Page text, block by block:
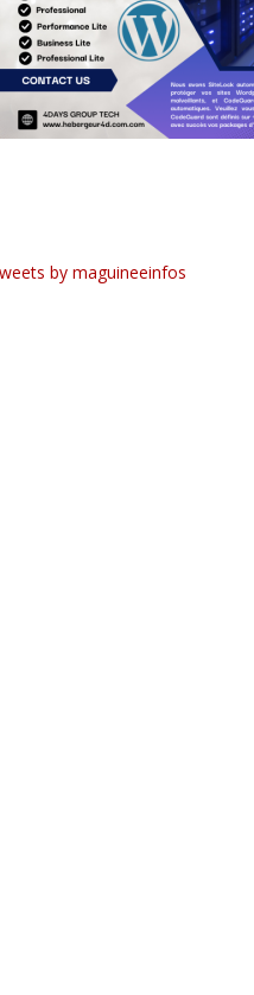
by maguineeinfos